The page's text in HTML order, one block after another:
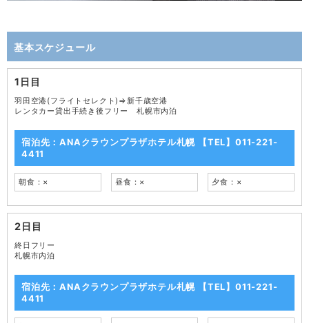
基本スケジュール
1日目
羽田空港(フライトセレクト)⇒新千歳空港
レンタカー貸出手続き後フリー 札幌市内泊
宿泊先：ANAクラウンプラザホテル札幌 【TEL】011-221-
4411
朝食：× 昼食：× 夕食：×
2日目
終日フリー
札幌市内泊
宿泊先：ANAクラウンプラザホテル札幌 【TEL】011-221-
4411